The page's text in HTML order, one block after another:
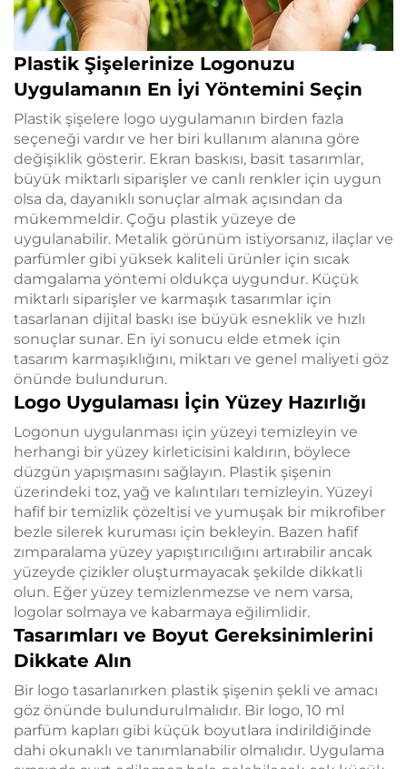
Plastik Şişelerinize Logonuzu
Uygulamanın En İyi Yöntemini Seçin
Plastik şişelere logo uygulamanın birden fazla
seçeneği vardır ve her biri kullanım alanına göre
değişiklik gösterir. Ekran baskısı, basit tasarımlar,
büyük miktarlı siparişler ve canlı renkler için uygun
olsa da, dayanıklı sonuçlar almak açısından da
mükemmeldir. Çoğu plastik yüzeye de
uygulanabilir. Metalik görünüm istiyorsanız, ilaçlar ve
parfümler gibi yüksek kaliteli ürünler için sıcak
damgalama yöntemi oldukça uygundur. Küçük
miktarlı siparişler ve karmaşık tasarımlar için
tasarlanan dijital baskı ise büyük esneklik ve hızlı
sonuçlar sunar. En iyi sonucu elde etmek için
tasarım karmaşıklığını, miktarı ve genel maliyeti göz
önünde bulundurun.
Logo Uygulaması İçin Yüzey Hazırlığı
Logonun uygulanması için yüzeyi temizleyin ve
herhangi bir yüzey kirleticisini kaldırın, böylece
düzgün yapışmasını sağlayın. Plastik şişenin
üzerindeki toz, yağ ve kalıntıları temizleyin. Yüzeyi
hafif bir temizlik çözeltisi ve yumuşak bir mikrofiber
bezle silerek kuruması için bekleyin. Bazen hafif
zımparalama yüzey yapıştırıcılığını artırabilir ancak
yüzeyde çizikler oluşturmayacak şekilde dikkatli
olun. Eğer yüzey temizlenmezse ve nem varsa,
logolar solmaya ve kabarmaya eğilimlidir.
Tasarımları ve Boyut Gereksinimlerini
Dikkate Alın
Bir logo tasarlanırken plastik şişenin şekli ve amacı
göz önünde bulundurulmalıdır. Bir logo, 10 ml
parfüm kapları gibi küçük boyutlara indirildiğinde
dahi okunaklı ve tanımlanabilir olmalıdır. Uygulama